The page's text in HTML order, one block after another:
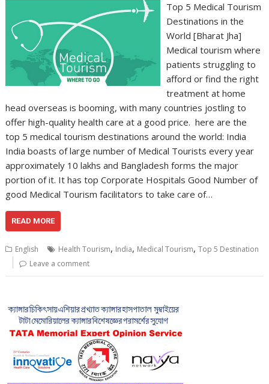
Top 5 Medical Tourism
Destinations in the
World [Bharat Jha]
Medical tourism where
patients struggling to
afford or find the right
treatment at home
head overseas is booming, with many countries jostling to
offer high-quality health care at a good price. here are the
top 5 medical tourism destinations around the world: India
India boasts of large number of Medical Tourists every year
approximately 10 lakhs and Bangladesh forms the major
portion of it. It has top Corporate Hospitals Good Number of
good Medical Tourism facilitators to take care of…
READ MORE
English Health Tourism, India, Medical Tourism,Top 5 Destination
Leave a comment